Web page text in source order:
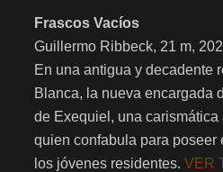
Frascos Vacíos
Guillermo Ribbeck, 21 m,
En una antigua y decadente
Blanca, la nueva encargada
de Exequiel, una carismática
quien confabula para poseer
los jóvenes residentes. VER